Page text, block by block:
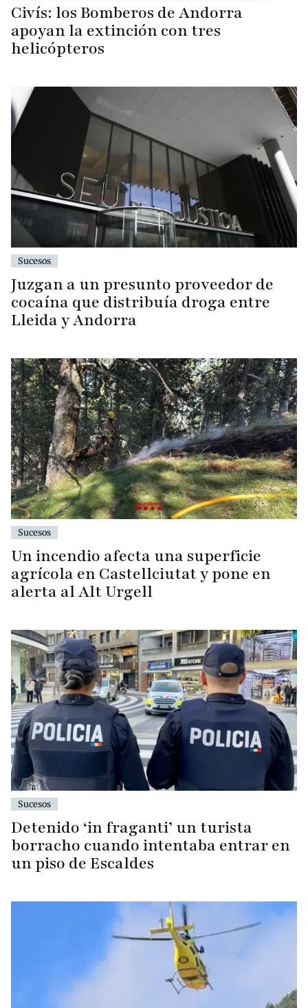
Civís: los Bomberos de Andorra
apoyan la extinción con tres
helicópteros
Sucesos
Juzgan a un presunto proveedor de
cocaína que distribuía droga entre
Lleida y Andorra
Sucesos
Un incendio afecta una superficie
agrícola en Castellciutat y pone en
alerta al Alt Urgell
Sucesos
Detenido ‘in fraganti’ un turista
borracho cuando intentaba entrar en
un piso de Escaldes